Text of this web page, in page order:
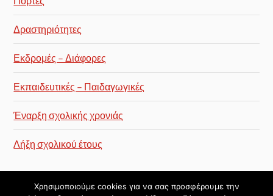
Δραστηριότητες
Εκδρομές – Διάφορες
Εκπαιδευτικές – Παιδαγωγικές
Έναρξη σχολικής χρονιάς
Λήξη σχολικού έτους
Χρησιμοποιούμε cookies για να σας προσφέρουμε την